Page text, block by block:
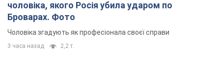
чоловіка, якого Росія убила ударом по
Броварах. Фото
Чоловіка згадують як професіонала своєї справи
3 часа назад 2,2 т.